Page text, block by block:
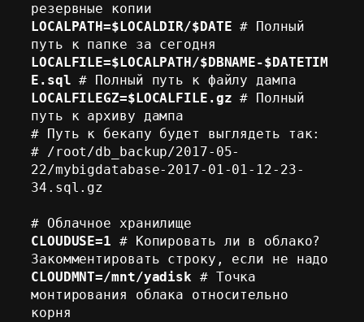
LOCALPATH=$LOCALDIR/$DATE # Полный
LOCALFILE=$LOCALPATH/$DBNAME-$DATETIM
E.sql
LOCALFILEGZ=$LOCALFILE.gz # Полный
путь к архиву дампа
# Путь к бекапу будет выглядеть так:
# /root/db_backup/2017-05-
22/mybigdatabase-2017-01-01-12-23-
34.sql.gz
CLOUDUSE=1 # Копировать ли в облако?
CLOUDMNT=/mnt/yadisk # Точка
монтирования облака относительно